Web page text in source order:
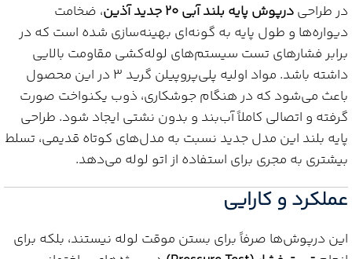
در طراحیدرپوش پایه بلند آبی 20 جدید آذین
، ضخامت
دیواره‌ها و طول پایه به گونه‌ای بهینه‌سازی شده است که در
برابر فشارهای تست سیستم‌های لوله‌کشی مقاومت بالایی
داشته باشد. مواد اولیه پلی‌پروپیلن گرید 3 در این محصول
باعث می‌شود که در هنگام جوشکاری، ذوب یکنواخت صورت
گرفته و اتصالی کاملاً آب‌بند و بدون نشتی ایجاد شود. طراحی
پایه بلند این مدل جدید نسبت به مدل‌های کوتاه قدیمی، تسلط
بیشتری به مجری برای استفاده از اتو لوله می‌دهد.
عملکرد و کارایی
این درپوش‌ها صرفاً برای بستن موقت لوله نیستند، بلکه برای